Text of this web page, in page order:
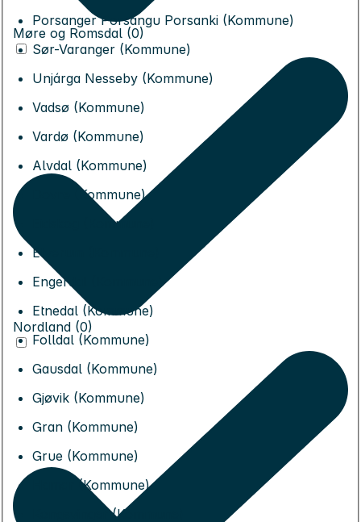
Porsanger Porsángu Porsanki (Kommune)
Sør-Varanger (Kommune)
Unjárga Nesseby (Kommune)
Vadsø (Kommune)
Vardø (Kommune)
Alvdal (Kommune)
Dovre (Kommune)
Eidskog (Kommune)
Elverum (Kommune)
Engerdal (Kommune)
Etnedal (Kommune)
Folldal (Kommune)
Gausdal (Kommune)
Gjøvik (Kommune)
Gran (Kommune)
Grue (Kommune)
Hamar (Kommune)
Kongsvinger (Kommune)
Møre og Romsdal (0)
Nordland (0)